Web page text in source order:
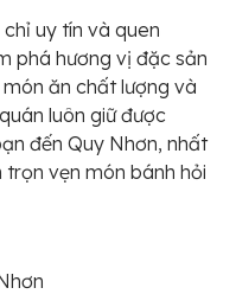
uy tín và quen
phá hương vị đặc sản
ăn chất lượng và
luôn giữ được
đến Quy Nhơn, nhất
vẹn món bánh hỏi